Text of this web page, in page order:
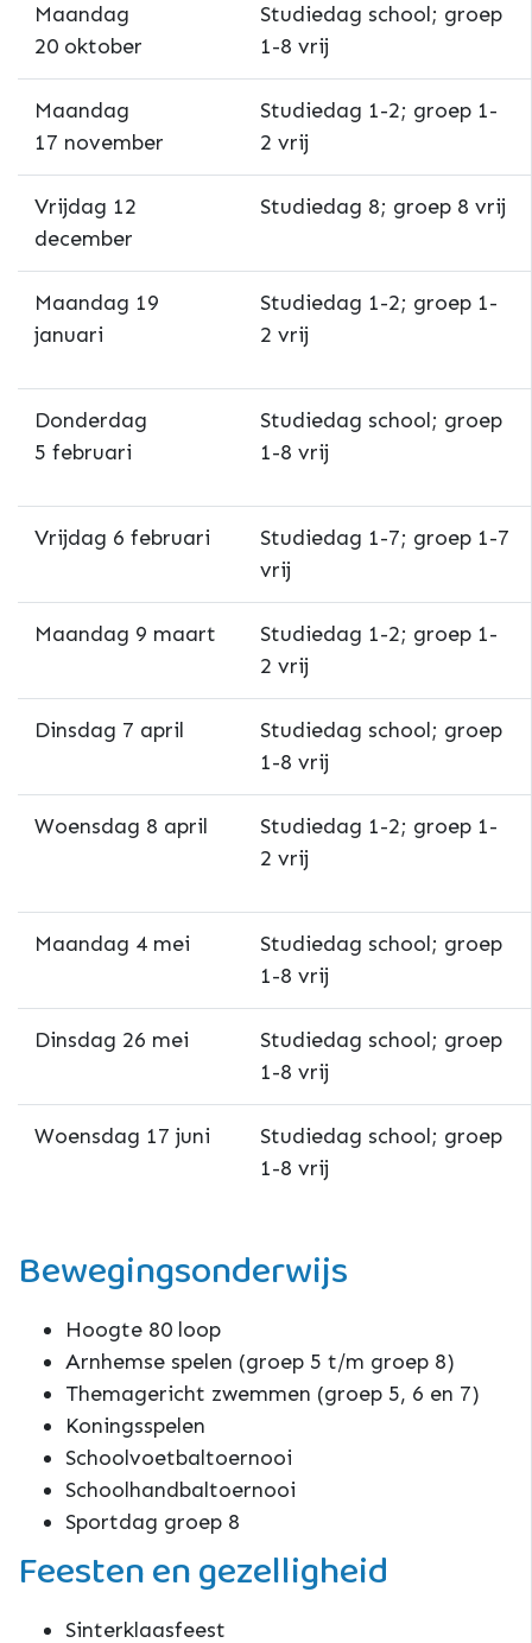
Maandag
20 oktober
Studiedag school; groep
1-8 vrij
Maandag
17 november
Studiedag 1-2; groep 1-
2 vrij
Vrijdag 12
december
Studiedag 8; groep 8 vrij
Maandag 19
januari
Studiedag 1-2; groep 1-
2 vrij
Donderdag
5 februari
Studiedag school; groep
1-8 vrij
Vrijdag 6 februari
Studiedag 1-7; groep 1-7
vrij
Maandag 9 maart
Studiedag 1-2; groep 1-
2 vrij
Dinsdag 7 april
Studiedag school; groep
1-8 vrij
Woensdag 8 april
Studiedag 1-2; groep 1-
2 vrij
Maandag 4 mei
Studiedag school; groep
1-8 vrij
Dinsdag 26 mei
Studiedag school; groep
1-8 vrij
Woensdag 17 juni
Studiedag school; groep
1-8 vrij
Bewegingsonderwijs
Hoogte 80 loop
Arnhemse spelen (groep 5 t/m groep 8)
Themagericht zwemmen (groep 5, 6 en 7)
Koningsspelen
Schoolvoetbaltoernooi
Schoolhandbaltoernooi
Sportdag groep 8
Feesten en gezelligheid
Sinterklaasfeest